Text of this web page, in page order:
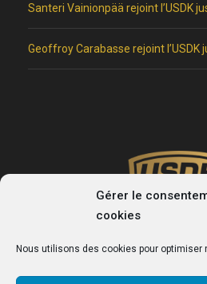
Gérer le
cookies
Nous utilisons des cookies pour optimiser
Santeri Vainionpää rejoint l’USDK
Geoffroy Carabasse rejoint l’USDK